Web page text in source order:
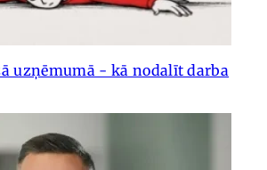
uzņēmumā - kā nodalīt darba